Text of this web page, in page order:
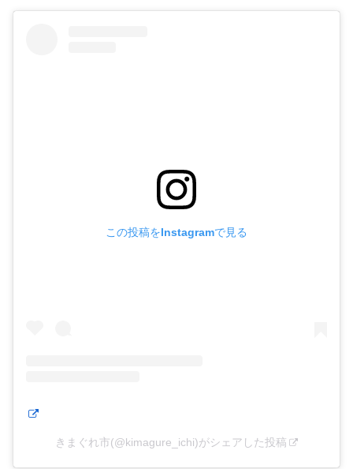
この投稿をInstagramで見る
きまぐれ市(@kimagure_ichi)がシェアした投稿